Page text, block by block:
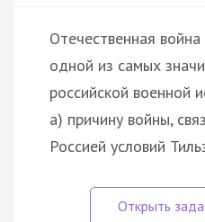
Отечественная
одной из самых
российской военной
а) причину войны,
Россией условий